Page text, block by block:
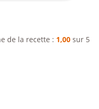
de la recette : 1,00 sur 5